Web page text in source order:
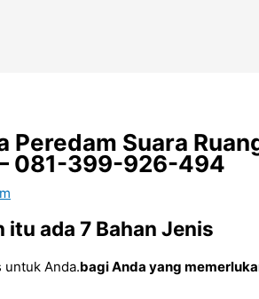
Peredam Suara
081-399-926-494
itu ada 7 Bahan Jenis
untuk Anda.bagi Anda yang